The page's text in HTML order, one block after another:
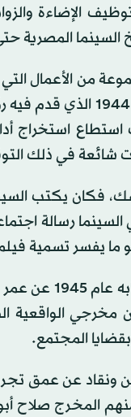
الإضاءة
المصرية
من الأعمال التي
الأبد» عام 1941،
استطاع
شائعة في ذلك
فكان يكتب
رسالة
ما يفسر تسمية
الواقعية
المجتمع.
عن عمق تجربة
المخرج صلاح أبو